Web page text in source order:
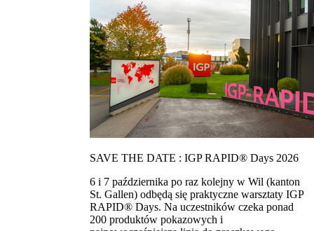
SAVE THE DATE : IGP RAPID® Days 2026
6 i 7 października po raz kolejny w Wil (kanton
St. Gallen) odbędą się praktyczne warsztaty IGP
RAPID® Days. Na uczestników czeka ponad
200 produktów pokazowych i